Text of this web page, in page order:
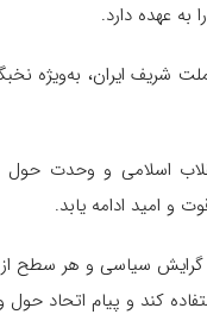
عهده دارد.
شریف ایران، به‌ویژه
اسلامی و وحدت
و امید ادامه یابد.
سیاسی و هر سطح از
کند و پیام اتحاد حول